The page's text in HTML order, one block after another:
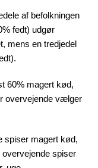
af befolkningen
fedt) udgør
mens en tredjedel
60% magert kød,
overvejende vælger
spiser magert kød,
overvejende spiser